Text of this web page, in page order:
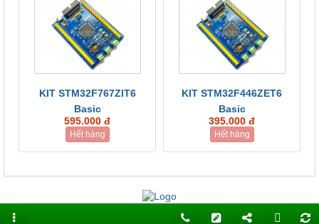
KIT STM32F767ZIT6
Basic
595.000 đ
Hết hàng
KIT STM32F446ZET6
Basic
395.000 đ
Hết hàng